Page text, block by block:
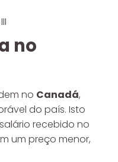
no
no Canadá,
do país. Isto
recebido no
um preço menor,